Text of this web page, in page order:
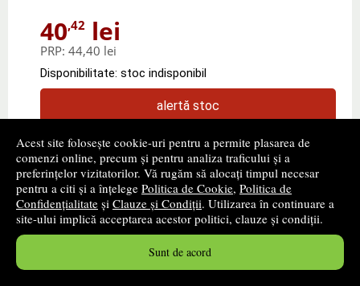
Acest site folosește cookie-uri pentru a permite plasarea de
comenzi online, precum și pentru analiza traficului și a
preferințelor vizitatorilor. Vă rugăm să alocați timpul necesar
pentru a citi și a înțelege Politica de Cookie, Politica de
Confidențialitate și Clauze și Condiții. Utilizarea în continuare a
site-ului implică acceptarea acestor politici, clauze și condiții.
Sunt de acord
40,42 lei
PRP: 44,40 lei
Disponibilitate: stoc indisponibil
alertă stoc